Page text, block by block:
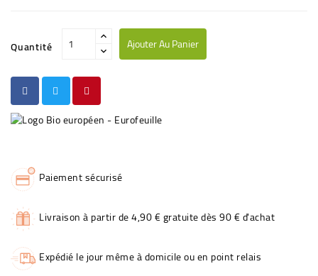
Quantité Ajouter Au Panier
Paiement sécurisé
Livraison à partir de 4,90 € gratuite dès 90 € d'achat
Expédié le jour même à domicile ou en point relais